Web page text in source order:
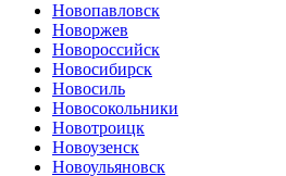
Новопавловск
Новоржев
Новороссийск
Новосибирск
Новосиль
Новосокольники
Новотроицк
Новоузенск
Новоульяновск